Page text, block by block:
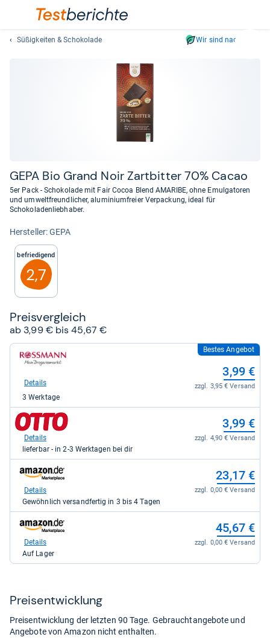
und
Süßigkeiten & Schokolade Wir sind nachhaltig
GEPA Bio Grand Noir Zart­bit­ter 70% Cacao
5er Pack - Schokolade mit Fair Cocoa Blend AMARIBE, ohne Emulgatoren
und umweltfreundlicher, aluminiumfreier Verpackung, ideal für
Schokoladenliebhaber.
Her­stel­ler: GEPA
Befriedigend
2,7
Preis­ver­gleich
ab 3,99 € bis 45,67 €
zum
Shop:
rossmann
3,99
kaufen.
Bestes Angebot
3,99 €
zzgl. 3,95 € Versand
Details
3 Werktage
zum
Shop:
Otto.de
kaufen.
3,99 €
zzgl. 4,90 € Versand
Details
lieferbar - in 2-3 Werktagen bei dir
zum
Shop:
Amazon.de
kaufen.
23,17 €
zzgl. 0,00 € Versand
Details
Gewöhnlich versandfertig in 3 bis 4 Tagen
zum
Shop:
Amazon.de
45,67 €
zzgl. 0,00 € Versand
Details
Auf Lager
Preis­ent­wick­lung
Preisentwicklung der letzten 90 Tage. Gebrauchtangebote und
Angebote von Amazon nicht enthalten.